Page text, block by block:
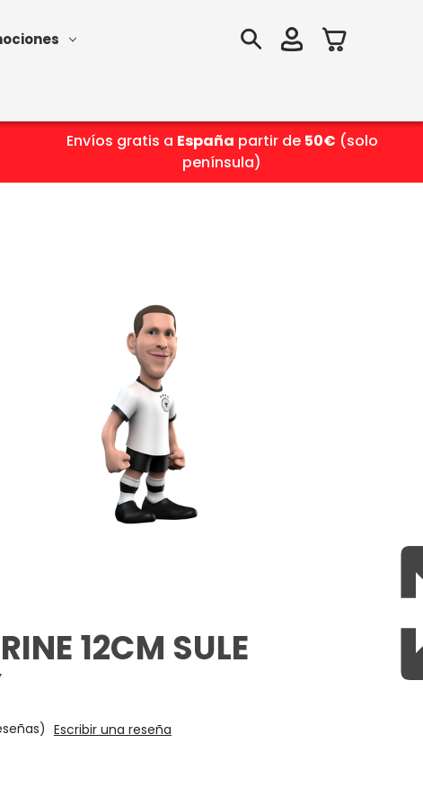
Envíos gratis a España partir de 50€ (solo
península)
12CM SULE
Escribir una reseña